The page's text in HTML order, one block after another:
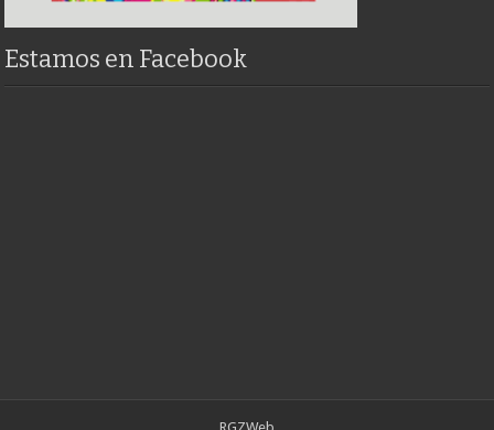
Estamos en Facebook